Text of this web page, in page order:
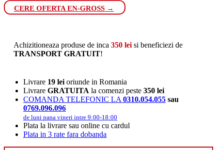
CERE OFERTA EN-GROSS →
Achizitioneaza produse de inca 350 lei si beneficiezi de
TRANSPORT GRATUIT!
Livrare 19 lei oriunde in Romania
Livrare GRATUITA la comenzi peste 350 lei
COMANDA TELEFONIC LA 0310.054.055 sau
0769.096.096
de luni pana vineri intre 9:00-18:00
Plata la livrare sau online cu cardul
Plata in 3 rate fara dobanda